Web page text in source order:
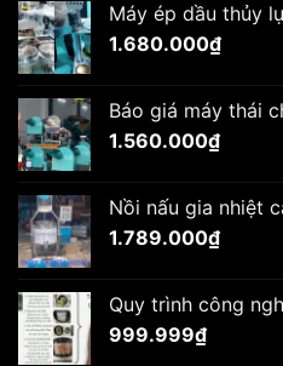
Máy ép dầu thủy
1.680.000₫
Báo giá máy thái
1.560.000₫
Nồi nấu gia nhiệt
1.789.000₫
Quy trình công
999.999₫